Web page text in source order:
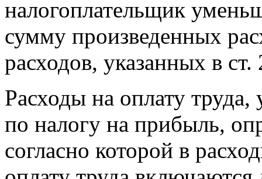
налогоплательщик
сумму произведенных
расходов, указанных в
Расходы на оплату
по налогу на прибыль,
согласно которой в